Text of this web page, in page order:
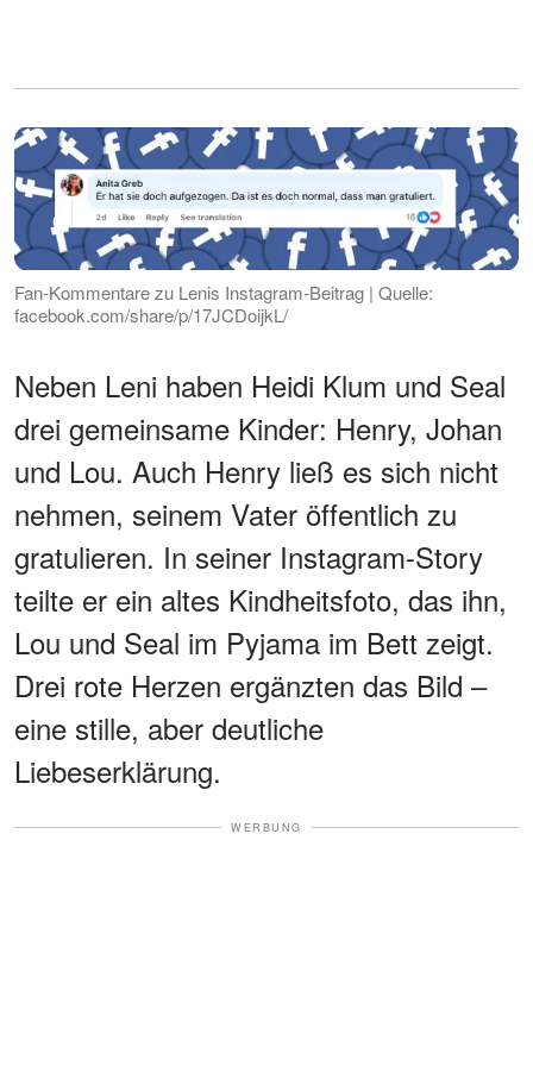
Fan-Kommentare zu Lenis Instagram-Beitrag | Quelle:
facebook.com/share/p/17JCDoijkL/
Neben Leni haben Heidi Klum und Seal
drei gemeinsame Kinder: Henry, Johan
und Lou. Auch Henry ließ es sich nicht
nehmen, seinem Vater öffentlich zu
gratulieren. In seiner Instagram-Story
teilte er ein altes Kindheitsfoto, das ihn,
Lou und Seal im Pyjama im Bett zeigt.
Drei rote Herzen ergänzten das Bild –
eine stille, aber deutliche
Liebeserklärung.
WERBUNG